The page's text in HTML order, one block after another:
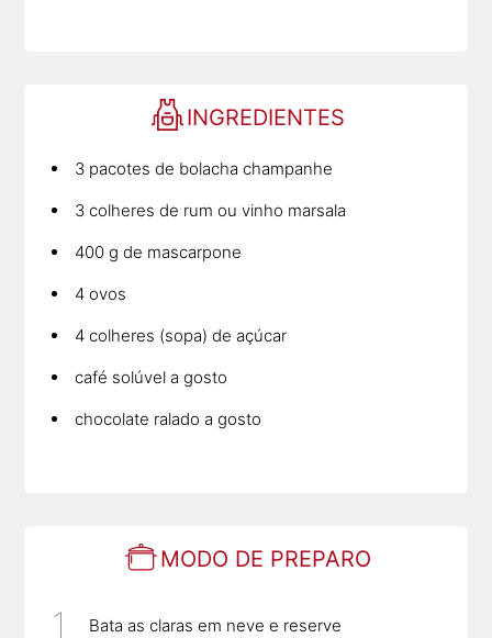
INGREDIENTES
3 pacotes de bolacha champanhe
3 colheres de rum ou vinho marsala
400 g de mascarpone
4 ovos
4 colheres (sopa) de açúcar
café solúvel a gosto
chocolate ralado a gosto
MODO DE PREPARO
Bata as claras em neve e reserve